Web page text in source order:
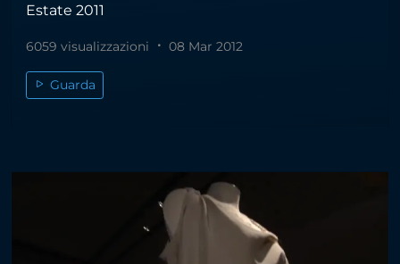
Estate 2011
6059 visualizzazioni 08 Mar 2012
Guarda